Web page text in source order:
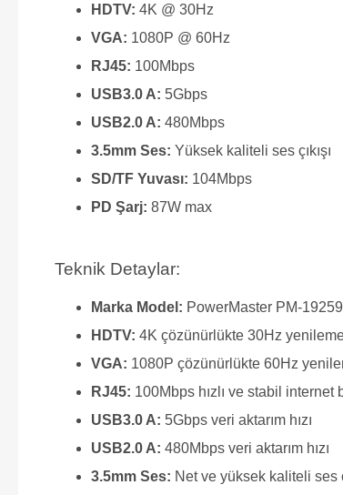
HDTV: 4K @ 30Hz
VGA: 1080P @ 60Hz
RJ45: 100Mbps
USB3.0 A: 5Gbps
USB2.0 A: 480Mbps
3.5mm Ses: Yüksek kaliteli ses çıkışı
SD/TF Yuvası: 104Mbps
PD Şarj: 87W max
Teknik Detaylar:
Marka Model: PowerMaster PM-19259
HDTV: 4K çözünürlükte 30Hz
VGA: 1080P çözünürlükte 60Hz
RJ45: 100Mbps hızlı ve stabil internet
USB3.0 A: 5Gbps veri aktarım hızı
USB2.0 A: 480Mbps veri aktarım hızı
3.5mm Ses: Net ve yüksek kaliteli ses